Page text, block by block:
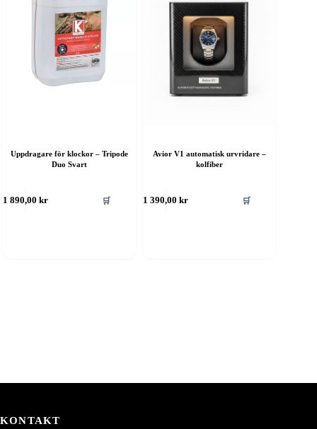
Uppdragare för klockor – Tripode
Duo Svart
1 890,00kr 🛒
Avior V1 automatisk urvridare –
kolfiber
1 390,00kr 🛒
KONTAKT